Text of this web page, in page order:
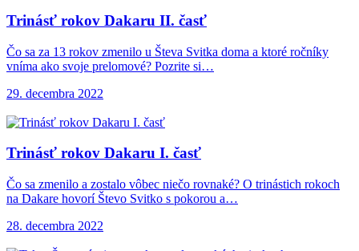
Trinásť rokov Dakaru II. časť
Čo sa za 13 rokov zmenilo u Števa Svitka doma a ktoré ročníky
vníma ako svoje prelomové? Pozrite si…
29. decembra 2022
Trinásť rokov Dakaru I. časť
Čo sa zmenilo a zostalo vôbec niečo rovnaké? O trinástich rokoch
na Dakare hovorí Števo Svitko s pokorou a…
28. decembra 2022